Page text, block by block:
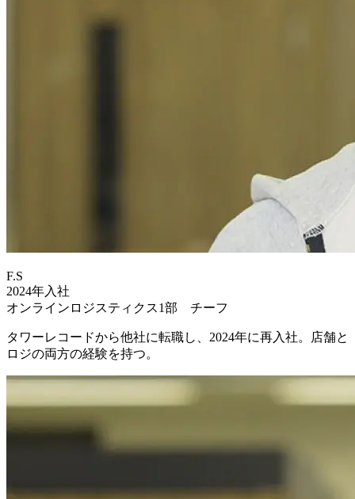
F.S
2024年入社
オンラインロジスティクス1部 チーフ
タワーレコードから他社に転職し、2024年に再入社。店舗と
ロジの両方の経験を持つ。